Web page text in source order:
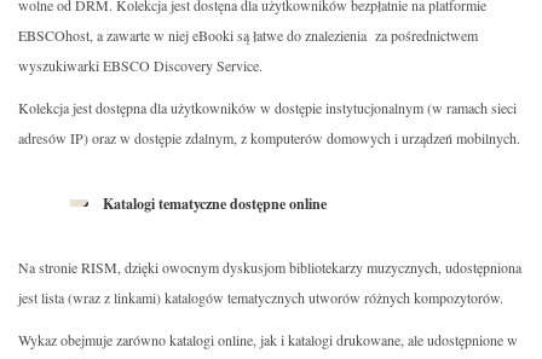
wolne od DRM. Kolekcja jest dostęna dla użytkowników bezpłatnie na platformie
EBSCOhost, a zawarte w niej eBooki są łatwe do znalezienia za pośrednictwem
wyszukiwarki EBSCO Discovery Service.
Kolekcja jest dostępna dla użytkowników w dostępie instytucjonalnym (w ramach sieci
adresów IP) oraz w dostępie zdalnym, z komputerów domowych i urządzeń mobilnych.
Katalogi tematyczne dostępne online
Na stronie RISM, dzięki owocnym dyskusjom bibliotekarzy muzycznych, udostępniona
jest lista (wraz z linkami) katalogów tematycznych utworów różnych kompozytorów.
Wykaz obejmuje zarówno katalogi online, jak i katalogi drukowane, ale udostępnione w